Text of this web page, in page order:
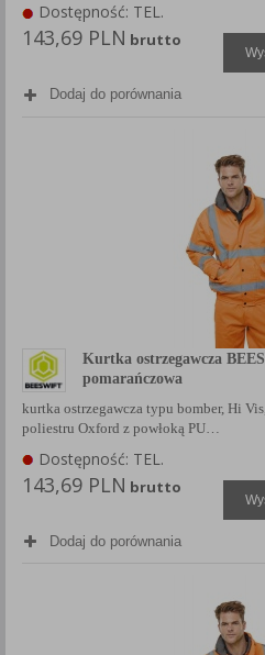
Dostępność: TEL.
143,69 PLN brutto
Dodaj do porównania
Kurtka ostrzegawcza
pomarańczowa
kurtka ostrzegawcza typu bomber, Hi
poliestru Oxford z powłoką PU…
Dostępność: TEL.
143,69 PLN brutto
Dodaj do porównania